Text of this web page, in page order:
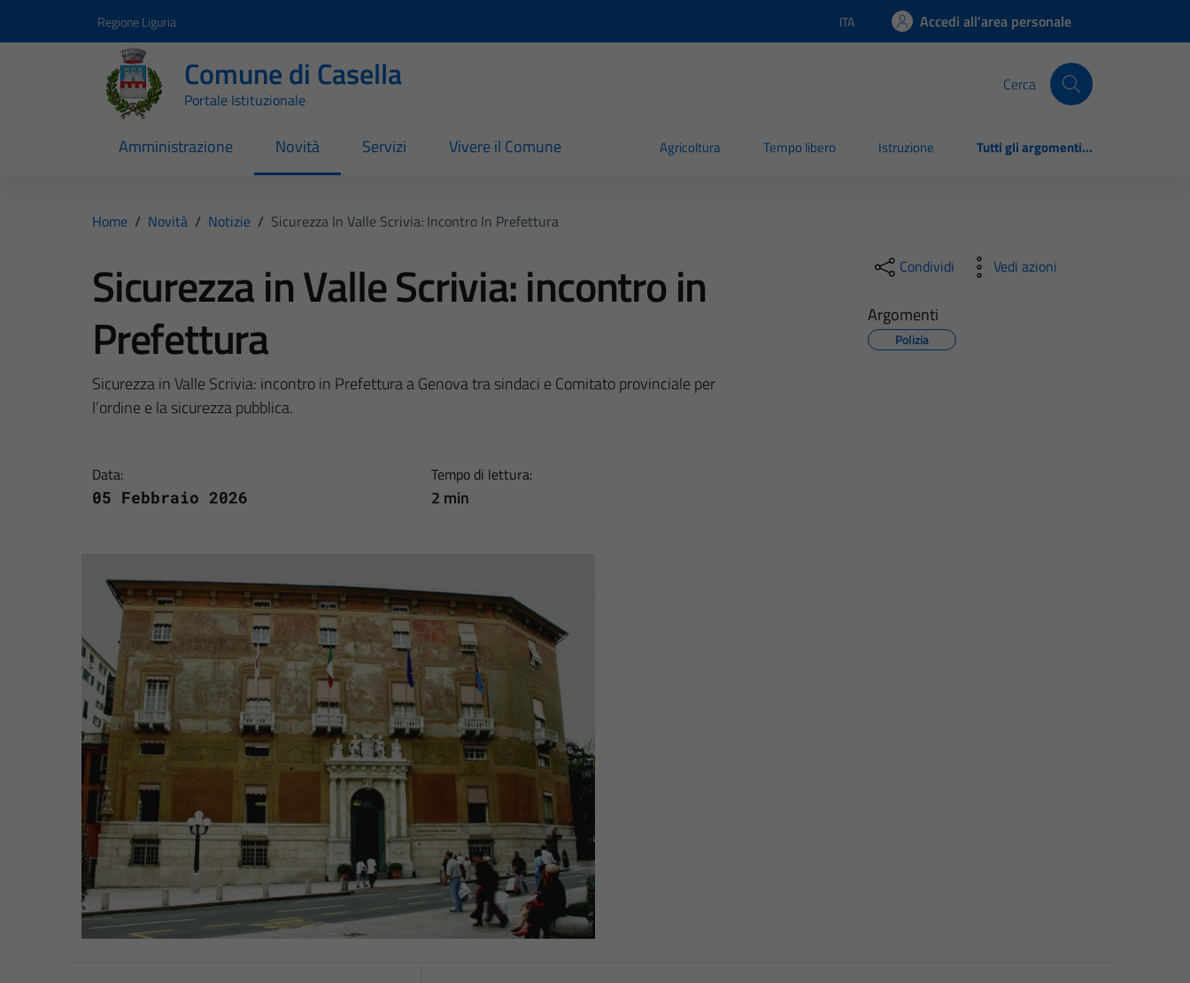
Regione Liguria Lingua attiva:
ITA Accedi all'area personale
Comune di Casella
Portale Istituzionale
Cerca
Amministrazione Novità Servizi Vivere il Comune Agricoltura Tempo libero Istruzione Tutti gli argomenti...
Home / Novità / Notizie / Sicurezza In Valle Scrivia: Incontro In Prefettura
Sicurezza in Valle Scrivia: incontro in
Prefettura
Sicurezza in Valle Scrivia: incontro in Prefettura a Genova tra sindaci e Comitato provinciale per
l’ordine e la sicurezza pubblica.
Data:
05 Febbraio 2026
Tempo di lettura:
2 min
Condividi Vedi azioni
Argomenti
Polizia